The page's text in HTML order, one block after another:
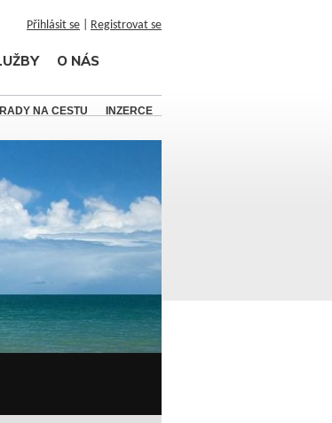
Přihlásit se Registrovat se
O NÁS
RADY NA CESTU INZERCE